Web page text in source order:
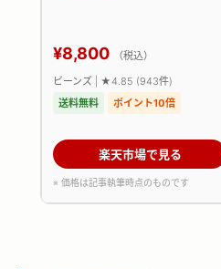
¥8,800
（税込）
ビーンズ | ★4.85 (943件)
送料無料
ポイント10倍
楽天市場で見る
※ 価格は記事執筆時点のものです